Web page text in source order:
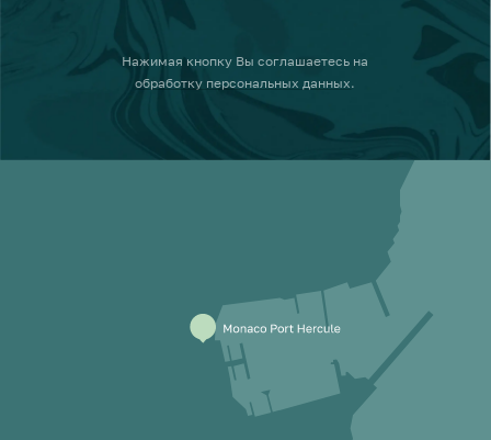
Нажимая кнопку Вы соглашаетесь на
обработку персональных данных.